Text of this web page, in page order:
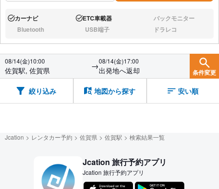
あり:カーナビ あり:ETC車載器 なし:バックモニター
なし:Bluetooth なし:USB端子 なし:ドラレコ
08/14(金)10:00
佐賀駅, 佐賀県 →08/14(金)17:00
出発地へ返却 条件変更
絞り込み 地図から探す 安い順
Jcation レンタカー予約 佐賀県 佐賀駅 検索結果一覧
Jcation 旅行予約アプリ
Jcation 旅行予約アプリ